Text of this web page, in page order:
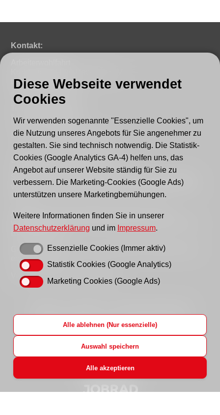
Kontakt:
Lindenstraße 46
15517 Fürstenwalde
Fax: 03361 - 592221
E-mail:post@awo-fuewa.de
Sprechzeiten Geschäftsstelle:
Sie erreichen uns persönlich telefonisch donnerstags
von 9–12 Uhr bzw. dienstags und donnerstags von 14–
16 Uhr.
Außerhalb der Sprechzeiten erreichen Sie uns
Kontaktformular.
Gern können Sie uns auch einen Brief schreiben oder
ein Fax senden.
Vielen Dank für Ihr Verständnis!
Hinweisgeberportal
AWO LAG Brandenburg
AWO Bundesverband
AWO Jobs Login
Diese Webseite verwendet
Cookies
Wir verwenden sogenannte "Essenzielle Cookies", um
die Nutzung unseres Angebots für Sie angenehmer zu
gestalten. Sie sind technisch notwendig. Die Statistik-
Cookies (Google Analytics GA-4) helfen uns, das
Angebot auf unserer Website ständig für Sie zu
verbessern. Die Marketing-Cookies (Google Ads)
unterstützen unsere Marketingbemühungen.
Weitere Informationen finden Sie in unserer
Datenschutzerklärung und im Impressum.
Essenzielle Cookies (Immer aktiv)
Statistik Cookies (Google Analytics)
Marketing Cookies (Google Ads)
Alle ablehnen (Nur essenzielle)
Auswahl speichern
Alle akzeptieren